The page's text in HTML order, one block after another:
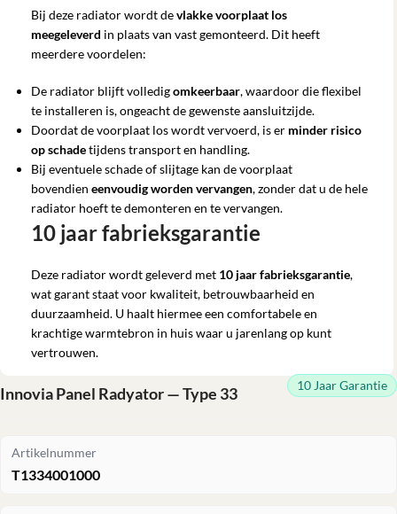
Bij deze radiator wordt devlakke voorplaat los
meegeleverd in plaats van vast gemonteerd. Dit heeft
meerdere voordelen:
De radiator blijft volledigomkeerbaar, waardoor die flexibel
te installeren is, ongeacht de gewenste aansluitzijde.
Doordat de voorplaat los wordt vervoerd, is er minder risico
op schadetijdens transport en handling.
Bij eventuele schade of slijtage kan de voorplaat
bovendien eenvoudig worden vervangen, zonder dat u de hele
radiator hoeft te demonteren en te vervangen.
10 jaar fabrieksgarantie
Deze radiator wordt geleverd met 10 jaar fabrieksgarantie,
wat garant staat voor kwaliteit, betrouwbaarheid en
duurzaamheid. U haalt hiermee een comfortabele en
krachtige warmtebron in huis waar u jarenlang op kunt
vertrouwen.
Innovia Panel Radyator — Type 33 10 Jaar Garantie
Artikelnummer
T1334001000